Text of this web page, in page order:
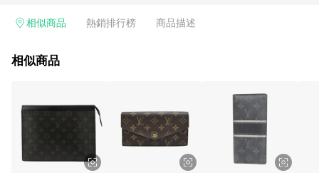
差異。 4.若於商家App下單，不符合LINE購物導購資格。
相似商品 熱銷排行榜 商品描述
相似商品